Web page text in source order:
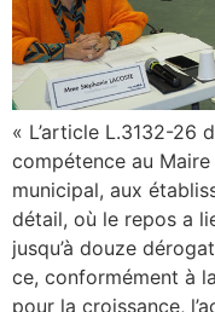
« L’article L.3132-26
compétence au
municipal, aux
détail, où le repos a
jusqu’à douze
ce, conformément à
pour la croissance,